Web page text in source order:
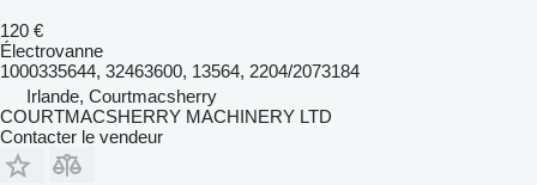
120 €
Électrovanne
1000335644, 32463600, 13564, 2204/2073184
Irlande, Courtmacsherry
COURTMACSHERRY MACHINERY LTD
Contacter le vendeur